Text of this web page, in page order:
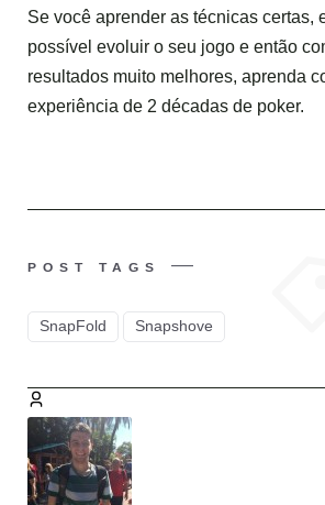
Se você aprender as técnicas certas,
possível evoluir o seu jogo e então
resultados muito melhores, aprenda
experiência de 2 décadas de poker.
POST TAGS
SnapFold Snapshove